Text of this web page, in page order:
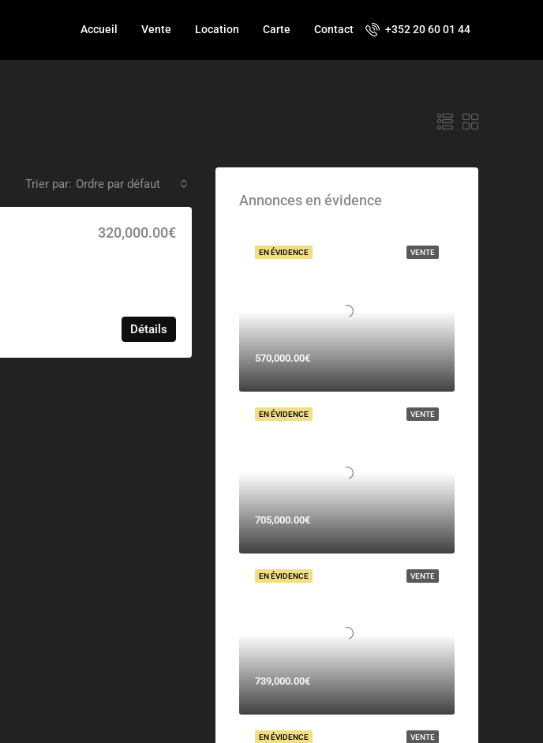
Accueil Vente Location Carte Contact +352 20 60 01 44
Trier par: Ordre par défaut
320,000.00€
Détails
Annonces en évidence
VENTE
EN ÉVIDENCE
570,000.00€
VENTE
EN ÉVIDENCE
705,000.00€
VENTE
EN ÉVIDENCE
739,000.00€
VENTE
EN ÉVIDENCE